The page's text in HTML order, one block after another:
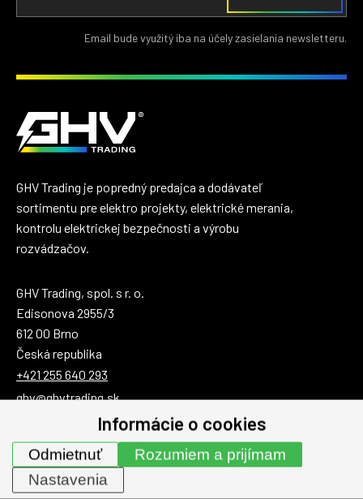
Email bude využitý iba na účely zasielania newsletteru.
GHV Trading je popredný predajca a dodávateľ
sortimentu pre elektro projekty, elektrické merania,
kontrolu elektrickej bezpečnosti a výrobu
rozvádzačov.
GHV Trading, spol. s r. o.
Edisonova 2955/3
612 00 Brno
Česká republika
+421 255 640 293
ghv@ghvtrading.sk
7:30 - 15:00
Pia:
7:30 - 14:30
Informácie o cookies
Rozumiem a prijímam
Odmietnuť
Nastavenia